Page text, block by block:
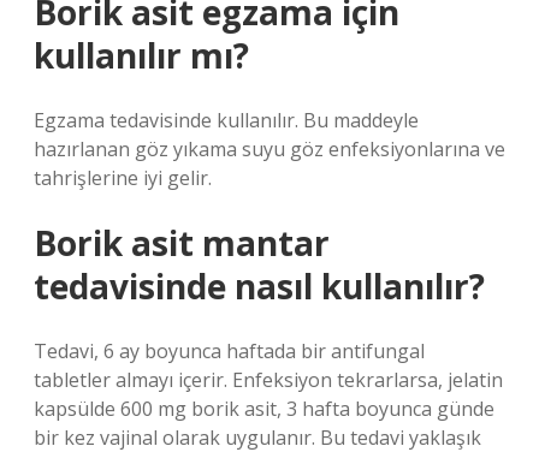
Borik asit egzama için
kullanılır mı?
Egzama tedavisinde kullanılır. Bu maddeyle
hazırlanan göz yıkama suyu göz enfeksiyonlarına ve
tahrişlerine iyi gelir.
Borik asit mantar
tedavisinde nasıl kullanılır?
Tedavi, 6 ay boyunca haftada bir antifungal
tabletler almayı içerir. Enfeksiyon tekrarlarsa, jelatin
kapsülde 600 mg borik asit, 3 hafta boyunca günde
bir kez vajinal olarak uygulanır. Bu tedavi yaklaşık